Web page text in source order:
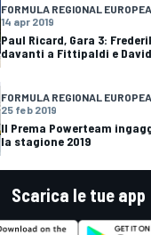
FORMULA REGIONAL
14 apr 2019
Paul Ricard, Gara 3:
davanti a Fittipaldi e
FORMULA REGIONAL
25 feb 2019
Il Prema Powerteam
la stagione 2019
Scarica le tue app